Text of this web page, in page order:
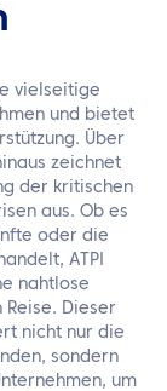
vielseitige
und bietet
Über
zeichnet
der kritischen
aus. Ob es
oder die
ATPI
nahtlose
Reise. Dieser
nicht nur die
sondern
um